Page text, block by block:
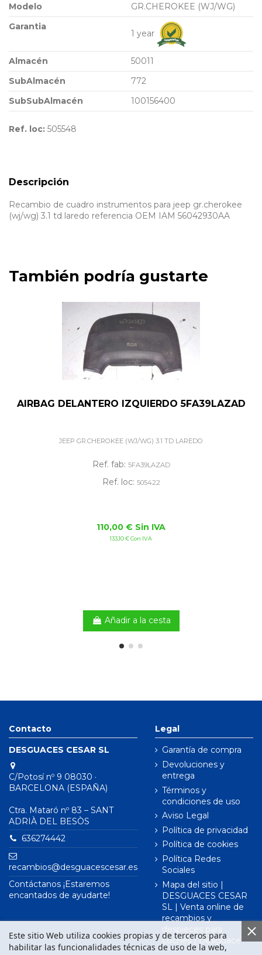
Modelo
GR.CHEROKEE (WJ/WG)
Garantia
1 year
Almacén
50011
SubAlmacén
772
SubSubAlmacén
100156400
Ref. loc: 505548
Descripción
Recambio de cuadro instrumentos para jeep gr.cherokee
(wj/wg) 3.1 td laredo referencia OEM IAM 56042930AA
También podría gustarte
AIRBAG DELANTERO IZQUIERDO 5FA39LAZAD
JEEP GR.CHEROKEE (WJ/WG) 3.1 TD LAREDO
Ref. fab: 5FA39LAZAD
Ref. loc: 505422
110,00 € Sin IVA
133,10 € Con IVA
Añadir a la cesta
Contacto
DESGUACES CESAR SL
C/Potosí nº 9 08030 ·
BARCELONA (ESPAÑA)
Ctra. Mataró nº 83 – SANT
ADRIÀ DEL BESÒS
636274442
recambios@desguacescesar.es
Contáctanos ¡Estaremos
encantados de ayudarte!
Legal
Garantía de compra
Devoluciones y
entrega
Términos y
condiciones de uso
Aviso Legal
Política de privacidad
Política de cookies
Política Redes
Sociales
Mapa del sitio |
DESGUACES CESAR
SL | Venta online de
recambios y
despieces para
coches | Desguace
Este sitio Web utiliza cookies propias y de terceros para
habilitar las funcionalidades técnicas de uso de la web,